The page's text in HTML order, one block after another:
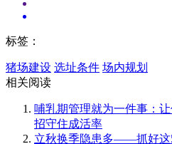
标签：
猪场建设 选址条件 场内规划
相关阅读
哺乳期管理就为一件事：
招守住成活率
立秋换季隐患多——抓好这